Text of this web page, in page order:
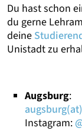
Du hast schon
du gerne
deine
Unistadt zu
Augsburg:
Instagram: